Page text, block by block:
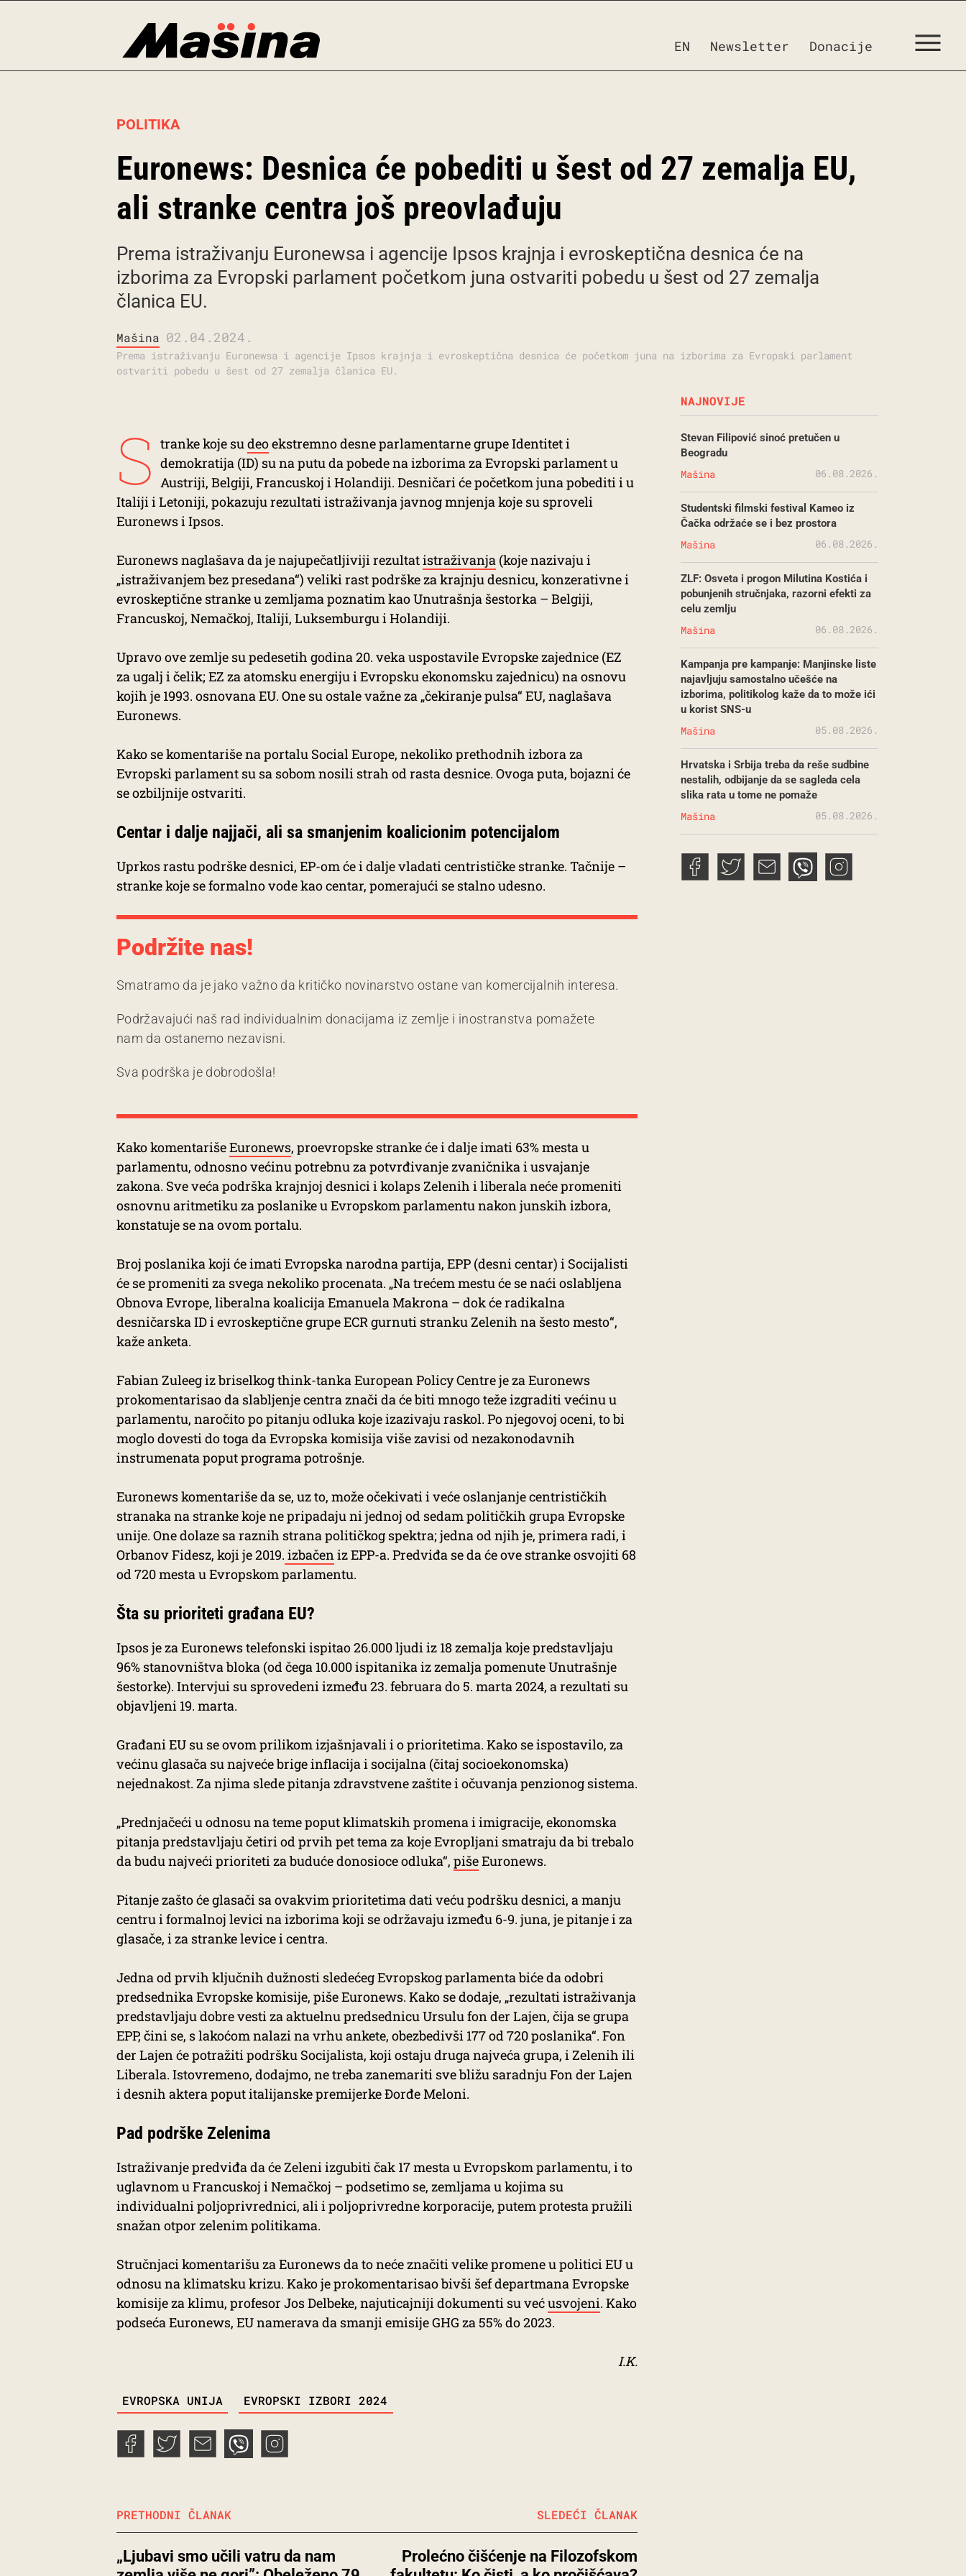
EN Newsletter Donacije
POLITIKA
Euronews: Desnica će pobediti u šest od 27 zemalja EU,
ali stranke centra još preovlađuju
Prema istraživanju Euronewsa i agencije Ipsos krajnja i evroskeptična desnica će na
izborima za Evropski parlament početkom juna ostvariti pobedu u šest od 27 zemalja
članica EU.
Mašina 02.04.2024.
Prema istraživanju Euronewsa i agencije Ipsos krajnja i evroskeptična desnica će početkom juna na izborima za Evropski parlament
ostvariti pobedu u šest od 27 zemalja članica EU.
S tranke koje sudeoekstremno desne parlamentarne grupe Identitet i
demokratija (ID) su na putu da pobede na izborima za Evropski parlament u
Austriji, Belgiji, Francuskoj i Holandiji. Desničari će početkom juna pobediti i u
Italiji i Letoniji, pokazuju rezultati istraživanja javnog mnjenja koje su sproveli
Euronews i Ipsos.
Euronews naglašava da je najupečatljiviji rezultatistraživanja (koje nazivaju i
„istraživanjem bez presedana“) veliki rast podrške za krajnju desnicu, konzerativne i
evroskeptične stranke u zemljama poznatim kao Unutrašnja šestorka – Belgiji,
Francuskoj, Nemačkoj, Italiji, Luksemburgu i Holandiji.
Upravo ove zemlje su pedesetih godina 20. veka uspostavile Evropske zajednice (EZ
za ugalj i čelik; EZ za atomsku energiju i Evropsku ekonomsku zajednicu) na osnovu
kojih je 1993. osnovana EU. One su ostale važne za „čekiranje pulsa“ EU, naglašava
Euronews.
Kako se komentariše na portalu Social Europe, nekoliko prethodnih izbora za
Evropski parlament su sa sobom nosili strah od rasta desnice. Ovoga puta, bojazni će
se ozbiljnije ostvariti.
Centar i dalje najjači, ali sa smanjenim koalicionim potencijalom
Uprkos rastu podrške desnici, EP-om će i dalje vladati centrističke stranke. Tačnije –
stranke koje se formalno vode kao centar, pomerajući se stalno udesno.
Podržite nas!
Smatramo da je jako važno da kritičko novinarstvo ostane van komercijalnih interesa.
Podržavajući naš rad individualnim donacijama iz zemlje i inostranstva pomažete
nam da ostanemo nezavisni.
Sva podrška je dobrodošla!
Kako komentarišeEuronews, proevropske stranke će i dalje imati 63% mesta u
parlamentu, odnosno većinu potrebnu za potvrđivanje zvaničnika i usvajanje
zakona. Sve veća podrška krajnjoj desnici i kolaps Zelenih i liberala neće promeniti
osnovnu aritmetiku za poslanike u Evropskom parlamentu nakon junskih izbora,
konstatuje se na ovom portalu.
Broj poslanika koji će imati Evropska narodna partija, EPP (desni centar) i Socijalisti
će se promeniti za svega nekoliko procenata. „Na trećem mestu će se naći oslabljena
Obnova Evrope, liberalna koalicija Emanuela Makrona – dok će radikalna
desničarska ID i evroskeptične grupe ECR gurnuti stranku Zelenih na šesto mesto“,
kaže anketa.
Fabian Zuleeg iz briselkog think-tanka European Policy Centre je za Euronews
prokomentarisao da slabljenje centra znači da će biti mnogo teže izgraditi većinu u
parlamentu, naročito po pitanju odluka koje izazivaju raskol. Po njegovoj oceni, to bi
moglo dovesti do toga da Evropska komisija više zavisi od nezakonodavnih
instrumenata poput programa potrošnje.
Euronews komentariše da se, uz to, može očekivati i veće oslanjanje centrističkih
stranaka na stranke koje ne pripadaju ni jednoj od sedam političkih grupa Evropske
unije. One dolaze sa raznih strana političkog spektra; jedna od njih je, primera radi, i
Orbanov Fidesz, koji je 2019. izbačeniz EPP-a. Predviđa se da će ove stranke osvojiti 68
od 720 mesta u Evropskom parlamentu.
Šta su prioriteti građana EU?
Ipsos je za Euronews telefonski ispitao 26.000 ljudi iz 18 zemalja koje predstavljaju
96% stanovništva bloka (od čega 10.000 ispitanika iz zemalja pomenute Unutrašnje
šestorke). Intervjui su sprovedeni između 23. februara do 5. marta 2024, a rezultati su
objavljeni 19. marta.
Građani EU su se ovom prilikom izjašnjavali i o prioritetima. Kako se ispostavilo, za
većinu glasača su najveće brige inflacija i socijalna (čitaj socioekonomska)
nejednakost. Za njima slede pitanja zdravstvene zaštite i očuvanja penzionog sistema.
„Prednjačeći u odnosu na teme poput klimatskih promena i imigracije, ekonomska
pitanja predstavljaju četiri od prvih pet tema za koje Evropljani smatraju da bi trebalo
da budu najveći prioriteti za buduće donosioce odluka“, pišeEuronews.
Pitanje zašto će glasači sa ovakvim prioritetima dati veću podršku desnici, a manju
centru i formalnoj levici na izborima koji se održavaju između 6-9. juna, je pitanje i za
glasače, i za stranke levice i centra.
Jedna od prvih ključnih dužnosti sledećeg Evropskog parlamenta biće da odobri
predsednika Evropske komisije, piše Euronews. Kako se dodaje, „rezultati istraživanja
predstavljaju dobre vesti za aktuelnu predsednicu Ursulu fon der Lajen, čija se grupa
EPP, čini se, s lakoćom nalazi na vrhu ankete, obezbedivši 177 od 720 poslanika“. Fon
der Lajen će potražiti podršku Socijalista, koji ostaju druga najveća grupa, i Zelenih ili
Liberala. Istovremeno, dodajmo, ne treba zanemariti sve bližu saradnju Fon der Lajen
i desnih aktera poput italijanske premijerke Đorđe Meloni.
Pad podrške Zelenima
Istraživanje predviđa da će Zeleni izgubiti čak 17 mesta u Evropskom parlamentu, i to
uglavnom u Francuskoj i Nemačkoj – podsetimo se, zemljama u kojima su
individualni poljoprivrednici, ali i poljoprivredne korporacije, putem protesta pružili
snažan otpor zelenim politikama.
Stručnjaci komentarišu za Euronews da to neće značiti velike promene u politici EU u
odnosu na klimatsku krizu. Kako je prokomentarisao bivši šef departmana Evropske
komisije za klimu, profesor Jos Delbeke, najuticajniji dokumenti su većusvojeni. Kako
podseća Euronews, EU namerava da smanji emisije GHG za 55% do 2023.
I.K.
EVROPSKA UNIJA EVROPSKI IZBORI 2024
PRETHODNI ČLANAK
„Ljubavi smo učili vatru da nam
Prolećno čišćenje na Filozofskom
SLEDEĆI ČLANAK
NAJNOVIJE
Stevan Filipović sinoć pretučen u
Beogradu
Mašina 06.08.2026.
Studentski filmski festival Kameo iz
Čačka održaće se i bez prostora
Mašina 06.08.2026.
ZLF: Osveta i progon Milutina Kostića i
pobunjenih stručnjaka, razorni efekti za
celu zemlju
Mašina 06.08.2026.
Kampanja pre kampanje: Manjinske liste
najavljuju samostalno učešće na
izborima, politikolog kaže da to može ići
u korist SNS-u
Mašina 05.08.2026.
Hrvatska i Srbija treba da reše sudbine
nestalih, odbijanje da se sagleda cela
slika rata u tome ne pomaže
Mašina 05.08.2026.